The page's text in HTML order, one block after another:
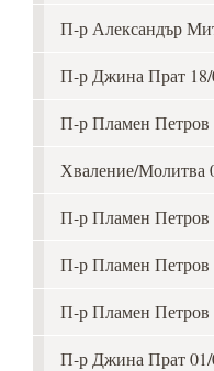
П-р Александър
П-р Джина Прат 18/
П-р Пламен Петров
Хваление/Молитва
П-р Пламен Петров
П-р Пламен Петров
П-р Пламен Петров
П-р Джина Прат 01/